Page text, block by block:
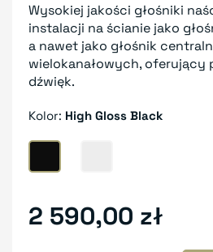
Wysokiej jakości głośniki
instalacji na ścianie jako
a nawet jako głośnik
wielokanałowych, oferujący
dźwięk.
Kolor: High Gloss Black
High Gloss Black
2 590,00 zł